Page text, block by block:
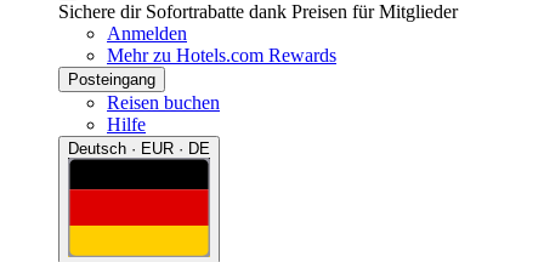
Sichere dir Sofortrabatte dank Preisen für Mitglieder
Anmelden
Mehr zu Hotels.com Rewards
Posteingang
Reisen buchen
Hilfe
Deutsch · EUR · DE